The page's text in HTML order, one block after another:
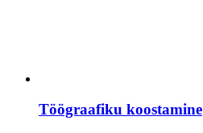
Töögraafiku koostamine